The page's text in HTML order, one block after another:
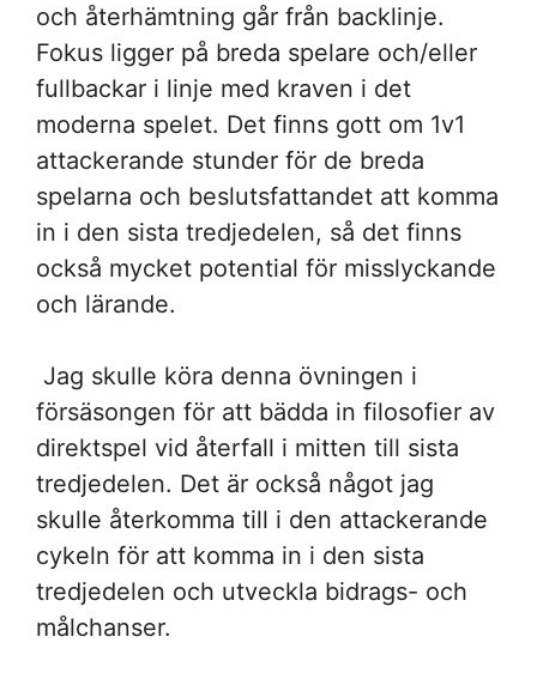
och återhämtning går från backlinje.
Fokus ligger på breda spelare och/eller
fullbackar i linje med kraven i det
moderna spelet. Det finns gott om 1v1
attackerande stunder för de breda
spelarna och beslutsfattandet att komma
in i den sista tredjedelen, så det finns
också mycket potential för misslyckande
och lärande.
Jag skulle köra denna övningen i
försäsongen för att bädda in filosofier av
direktspel vid återfall i mitten till sista
tredjedelen. Det är också något jag
skulle återkomma till i den attackerande
cykeln för att komma in i den sista
tredjedelen och utveckla bidrags- och
målchanser.